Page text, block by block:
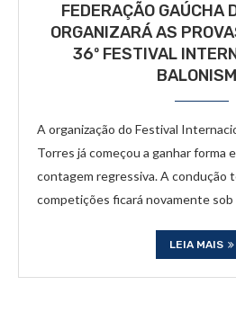
FEDERAÇÃO GAÚCHA
ORGANIZARÁ AS
36º FESTIVAL
A organização do Festival
Torres já começou a ganhar forma
contagem regressiva. A condução
competições ficará novamente
LEIA MAIS